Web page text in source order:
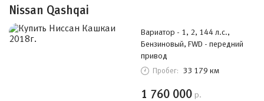
Nissan Qashqai
Вариатор - 1, 2, 144 л.с.,
Бензиновый, FWD - передний
привод
Пробег: 33 179 км
1 760 000 р.